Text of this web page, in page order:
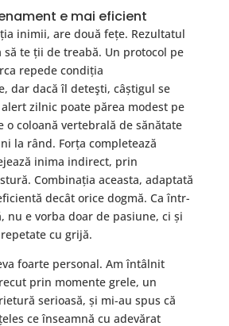
e mai eficient
inimii, are două fețe. Rezultatul
să te ții de treabă. Un protocol pe
repede condiția
dar dacă îl deteşti, câștigul se
zilnic poate părea modest pe
o coloană vertebrală de sănătate
la rând. Forța completează
inima indirect, prin
Combinația aceasta, adaptată
decât orice dogmă. Ca într-
nu e vorba doar de pasiune, ci și
cu grijă.
foarte personal. Am întâlnit
prin momente grele, un
serioasă, și mi-au spus că
ce înseamnă cu adevărat